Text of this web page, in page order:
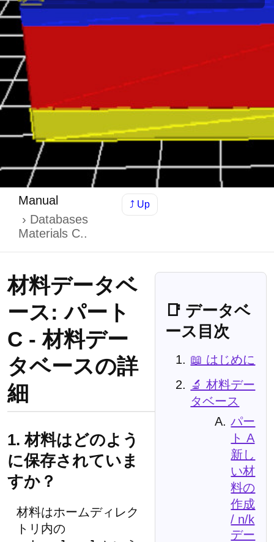
Manual
Databases
Materials C..
⤴ Up
📑 データベ
ース目次
📖 はじめに
🔬 材料デー
タベース
パー
ト A
新し
い材
料の
作成
/ n/k
デー
材料データベ
ース: パート
C - 材料デー
タベースの詳
細
1. 材料はどのよう
に保存されていま
すか？
材料はホームディレク
トリ内の